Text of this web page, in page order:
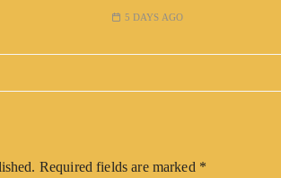
5 DAYS AGO
Required fields are marked *